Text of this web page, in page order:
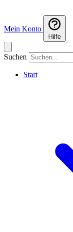
Mein Konto
Hilfe
Suchen
Start